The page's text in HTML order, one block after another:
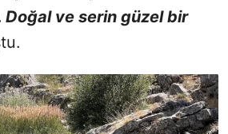
Doğal ve serin güzel bir